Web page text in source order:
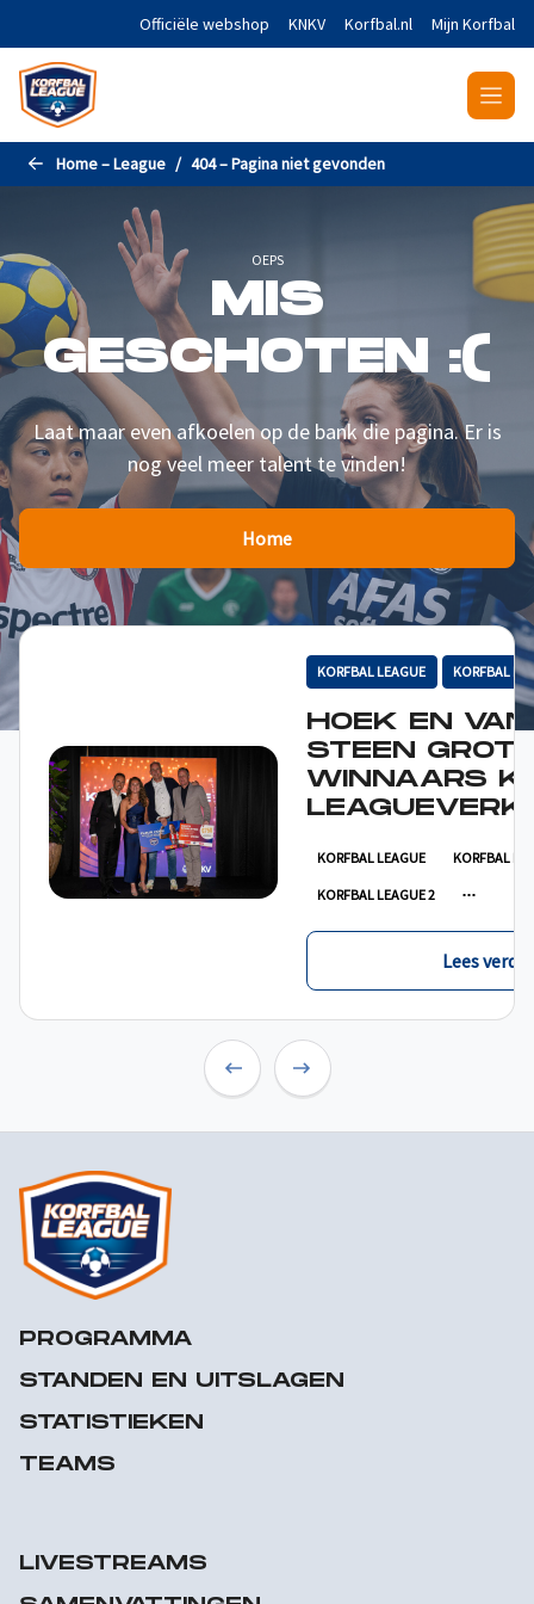
Naar de hoofdinhoud gaanOfficiële webshop KNKV Korfbal.nl Mijn Korfbal
Home – League 404 – Pagina niet gevonden
OEPS
MIS
GESCHOTEN :(
Laat maar even afkoelen op de bank die pagina. Er is
nog veel meer talent te vinden!
Home
KORFBAL LEAGUE KORFBAL
HOEK EN VAN
STEEN
WINNAARS
KORFBAL LEAGUE KORFBAL
KORFBAL LEAGUE 2
Lees verder
PROGRAMMA
STANDEN EN UITSLAGEN
STATISTIEKEN
TEAMS
LIVESTREAMS